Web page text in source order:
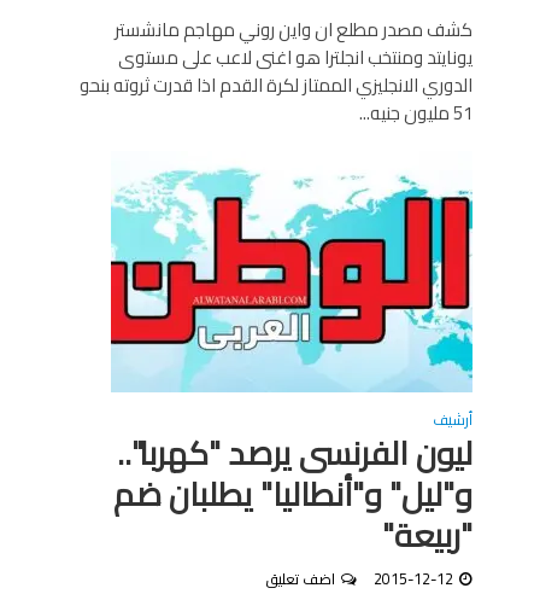
كشف مصدر مطلع ان واين روني مهاجم مانشستر
يونايتد ومنتخب انجلترا هو اغنى لاعب على مستوى
الدوري الانجليزي الممتاز لكرة القدم اذا قدرت ثروته بنحو
51 مليون جنيه...
أرشيف
ليون الفرنسى يرصد "كهربا"..
و"ليل" و"أنطاليا" يطلبان ضم
"ربيعة"
2015-12-12 اضف تعليق